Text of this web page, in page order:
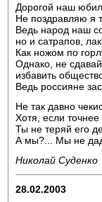
Дорогой наш
Не поздравляю я
Ведь народ наш
но и сатрапов,
Как ножом по
Однако, не
избавить
Ведь россияне
Не так давно
Хотя, если
Ты не теряй его
А мы?... Мы не
Николай Суденко
28.02.2003